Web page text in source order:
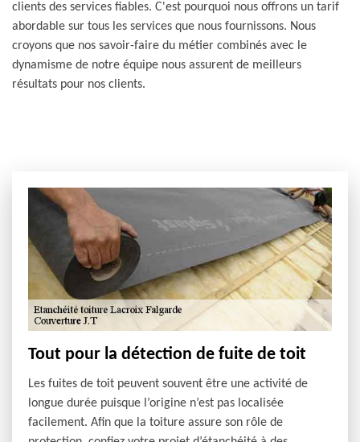
clients des services fiables. C'est pourquoi nous offrons un tarif
abordable sur tous les services que nous fournissons. Nous
croyons que nos savoir-faire du métier combinés avec le
dynamisme de notre équipe nous assurent de meilleurs
résultats pour nos clients.
Tout pour la détection de fuite de toit
Les fuites de toit peuvent souvent être une activité de
longue durée puisque l’origine n’est pas localisée
facilement. Afin que la toiture assure son rôle de